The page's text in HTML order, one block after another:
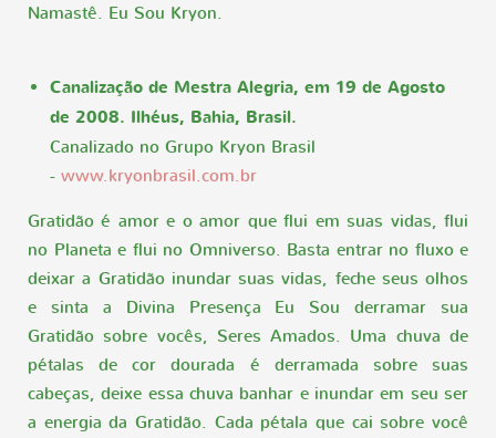
Namastê. Eu Sou Kryon.
Canalização de Mestra Alegria, em 19 de Agosto
de 2008. Ilhéus, Bahia, Brasil.
Canalizado no Grupo Kryon Brasil
- www.kryonbrasil.com.br
Gratidão é amor e o amor que flui em suas vidas, flui
no Planeta e flui no Omniverso. Basta entrar no fluxo e
deixar a Gratidão inundar suas vidas, feche seus olhos
e sinta a Divina Presença Eu Sou derramar sua
Gratidão sobre vocês, Seres Amados. Uma chuva de
pétalas de cor dourada é derramada sobre suas
cabeças, deixe essa chuva banhar e inundar em seu ser
a energia da Gratidão. Cada pétala que cai sobre você